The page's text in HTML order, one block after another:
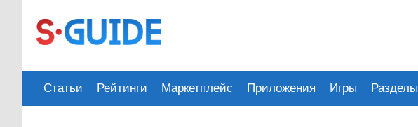
Статьи Рейтинги Маркетплейс Приложения Игры Разделы